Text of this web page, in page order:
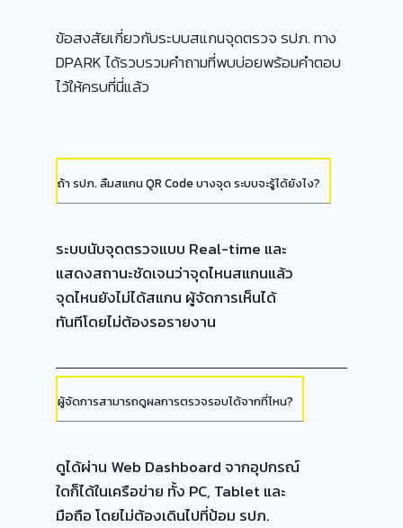
ข้อสงสัยเกี่ยวกับระบบสแกนจุดตรวจ รปภ. ทาง
DPARK ได้รวบรวมคำถามที่พบบ่อยพร้อมคำตอบ
ไว้ให้ครบที่นี่แล้ว
ถ้า รปภ. ลืมสแกน QR Code บางจุด ระบบจะรู้ได้ยังไง?
ระบบนับจุดตรวจแบบ Real-time และ
แสดงสถานะชัดเจนว่าจุดไหนสแกนแล้ว
จุดไหนยังไม่ได้สแกน ผู้จัดการเห็นได้
ทันทีโดยไม่ต้องรอรายงาน
ผู้จัดการสามารถดูผลการตรวจรอบได้จากที่ไหน?
ดูได้ผ่าน Web Dashboard จากอุปกรณ์
ใดก็ได้ในเครือข่าย ทั้ง PC, Tablet และ
มือถือ โดยไม่ต้องเดินไปที่ป้อม รปภ.